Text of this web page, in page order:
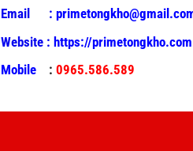
Email :
Website : https://primetongkho.com
Mobile : 0965.586.589